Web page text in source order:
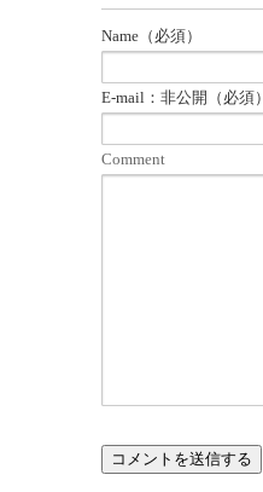
Name（必須）
E-mail：非公開（必須）
Comment